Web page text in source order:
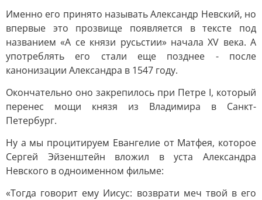
Именно его принято называть Александр Невский, но
впервые это прозвище появляется в тексте под
названием «А се князи русьстии» начала XV века. А
употреблять его стали еще позднее - после
канонизации Александра в 1547 году.
Окончательно оно закрепилось при Петре I, который
перенес мощи князя из Владимира в Санкт-
Петербург.
Ну а мы процитируем Евангелие от Матфея, которое
Сергей Эйзенштейн вложил в уста Александра
Невского в одноименном фильме:
«Тогда говорит ему Иисус: возврати меч твой в его